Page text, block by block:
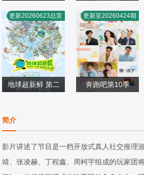
麒,陈晓卿,李诞,屈
雨瑜,杨艳彬,黎子
安
大陆综艺
2026/中国大陆
旭,杜海涛,张纯烨
大陆综艺
2026/中国大陆
地球超新鲜 第二
红雷,王玉雯,陈星
旭,刘宇宁,林一,龚
俊
大陆综艺
2026/中国大陆
更新20260623总宣
奔跑吧第10季
孟子义,李昀锐
2026/大陆
更新至20260424期
简介
影片讲述了节目是一档开放式真人社交推理
靖、张凌赫、丁程鑫、周柯宇组成的玩家团